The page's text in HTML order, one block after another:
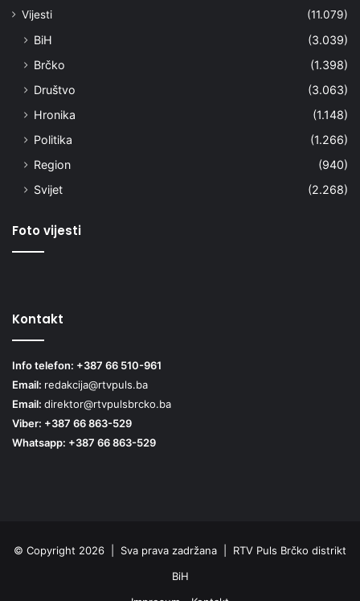
Vijesti
(11.079)
BiH
(3.039)
Brčko
(1.398)
Društvo
(3.063)
Hronika
(1.148)
Politika
(1.266)
Region
(940)
Svijet
(2.268)
Foto vijesti
Kontakt
Info telefon: +387 66 510-961
Email: redakcija@rtvpuls.ba
Email: direktor@rtvpulsbrcko.ba
Viber: +387 66 863-529
Whatsapp: +387 66 863-529
© Copyright 2026 | Sva prava zadržana | RTV Puls Brčko distrikt
BiH